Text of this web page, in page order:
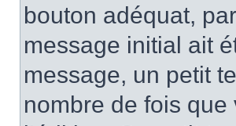
bouton adéquat,
message initial ait
message, un petit
nombre de fois que